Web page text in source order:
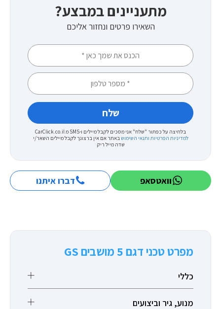
מתעניינים במבצע?
השאירו פרטים ונחזור אליכם
בלחיצה על כפתור "שלח" אני מסכים לקבל מיילים ו-SMS מ CarClick.co.il
למדיניות הפרטיות ותנאי השימושבאתר אם אין ברצונך לקבל מיילים השאר/י
שדה מייל ריק
וואטסאפ דברו איתנו
מפרט טכני דגם 5 מושבים GS
כללי
מנוע, גיר וביצועים